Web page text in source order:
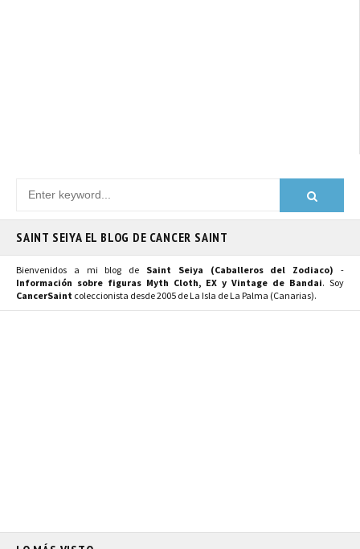
SAINT SEIYA EL BLOG DE CANCER SAINT
Bienvenidos a mi blog de Saint Seiya (Caballeros del Zodiaco) -
Información sobre figuras Myth Cloth, EX y Vintage de Bandai. Soy
CancerSaint coleccionista desde 2005 de La Isla de La Palma (Canarias).